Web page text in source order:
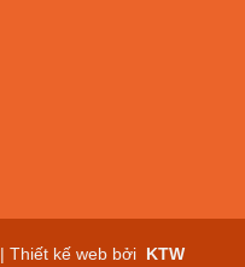
| Thiết kế web bởi KTW